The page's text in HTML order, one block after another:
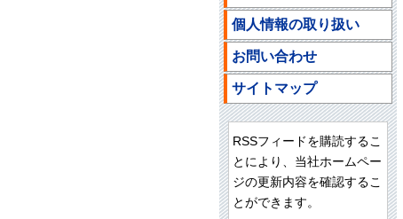
個人情報の取り扱い
お問い合わせ
サイトマップ
RSSフィードを購読するこ
とにより、当社ホームペー
ジの更新内容を確認するこ
とができます。